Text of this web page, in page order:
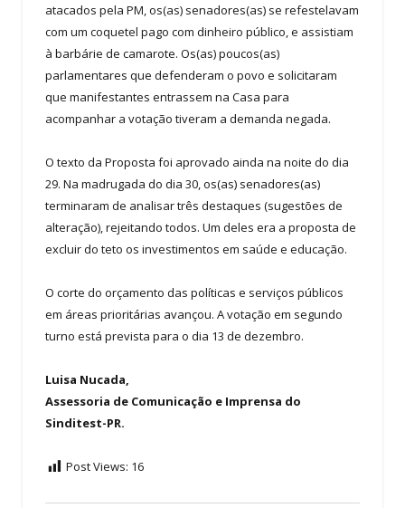
atacados pela PM, os(as) senadores(as) se refestelavam
com um coquetel pago com dinheiro público, e assistiam
à barbárie de camarote. Os(as) poucos(as)
parlamentares que defenderam o povo e solicitaram
que manifestantes entrassem na Casa para
acompanhar a votação tiveram a demanda negada.
O texto da Proposta foi aprovado ainda na noite do dia
29. Na madrugada do dia 30, os(as) senadores(as)
terminaram de analisar três destaques (sugestões de
alteração), rejeitando todos. Um deles era a proposta de
excluir do teto os investimentos em saúde e educação.
O corte do orçamento das políticas e serviços públicos
em áreas prioritárias avançou. A votação em segundo
turno está prevista para o dia 13 de dezembro.
Luisa Nucada,
Assessoria de Comunicação e Imprensa do
Sinditest-PR.
Post Views: 16